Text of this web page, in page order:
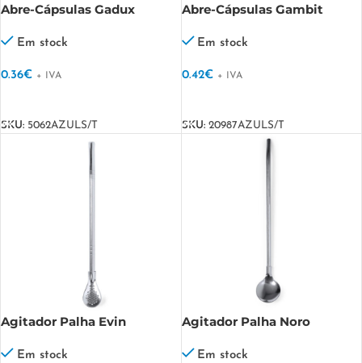
Abre-Cápsulas Gadux
Em stock
0.36€ + IVA
SKU: 5062AZULS/T
Abre-Cápsulas Gambit
Em stock
0.42€ + IVA
SKU: 20987AZULS/T
Agitador Palha Evin
Em stock
Agitador Palha Noro
Em stock